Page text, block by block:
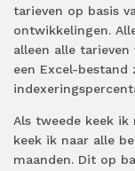
tarieven op basis
ontwikkelingen.
alleen alle
een Excel-
Als tweede keek ik
keek ik naar alle
maanden. Dit op